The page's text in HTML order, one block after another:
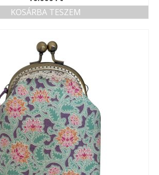
KOSÁRBA TESZEM